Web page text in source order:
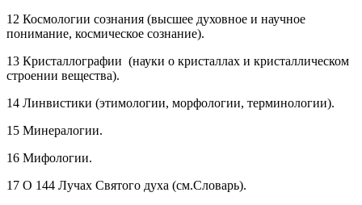
12 Космологии сознания (высшее духовное и научное
понимание, космическое сознание).
13 Кристаллографии (науки о кристаллах и кристаллическом
строении вещества).
14 Линвистики (этимологии, морфологии, терминологии).
15 Минералогии.
16 Мифологии.
17 О 144 Лучах Святого духа (см.Словарь).